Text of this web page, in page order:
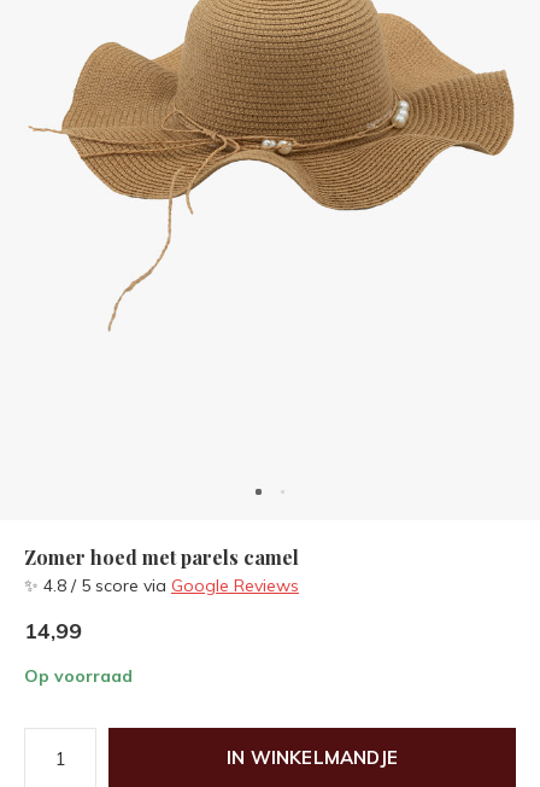
Zomer hoed met parels camel
✨ 4.8 / 5 score via Google Reviews
14,99
Op voorraad
IN WINKELMANDJE